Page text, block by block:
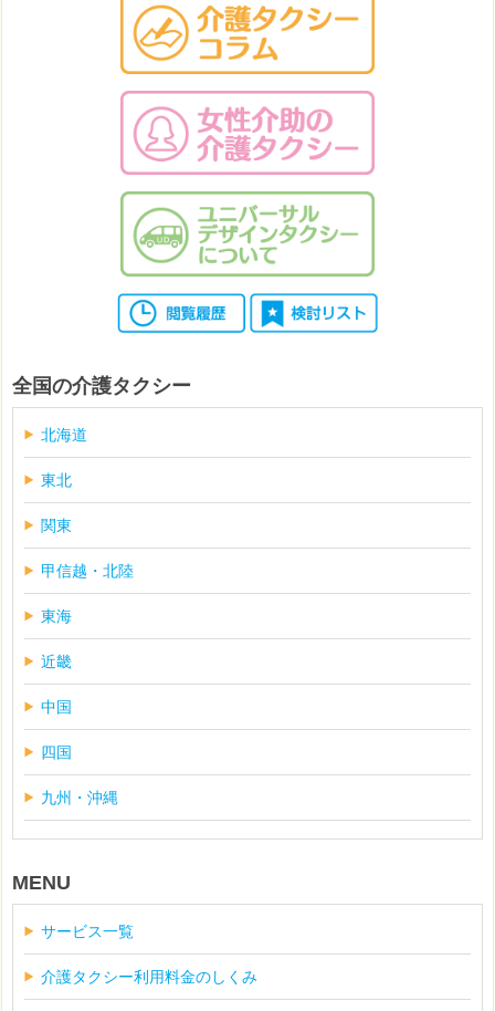
全国の介護タクシー
北海道
東北
関東
甲信越・北陸
東海
近畿
中国
四国
九州・沖縄
MENU
サービス一覧
介護タクシー利用料金のしくみ